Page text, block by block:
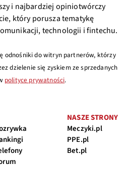
i najbardziej opiniotwórczy
który porusza tematykę
technologii i fintechu.
odnośniki do witryn partnerów, którzy
dzielenie się zyskiem ze sprzedanych
polityce prywatności.
NASZE STRONY
Meczyki.pl
PPE.pl
Bet.pl